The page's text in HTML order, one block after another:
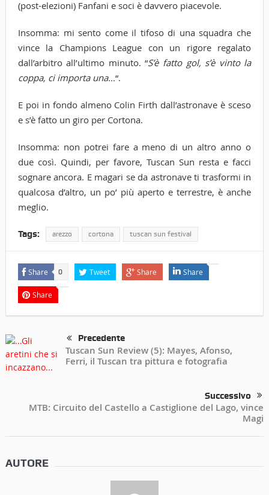
(post-elezioni) Fanfani e soci è davvero piacevole.
Insomma: mi sento come il tifoso di una squadra che
vince la Champions League con un rigore regalato
dall’arbitro all’ultimo minuto. “S’è fatto gol, s’è vinto la
coppa, ci importa una…“.
E poi in fondo almeno Colin Firth dall’astronave è sceso
e s’è fatto un giro per Cortona.
Insomma: non potrei fare a meno di un altro anno o
due così. Quindi, per favore, Tuscan Sun resta e facci
sognare ancora. E magari se da astronave ti trasformi in
qualcosa d’altro, un po’ più aperto e terrestre, è anche
meglio.
Tags: arezzo cortona tuscan sun festival
Share 0 Tweet Share Share
Share
Precedente
Tuscan Sun Review (5): Mayes, Afonso,
Ferri, il Tuscan tra pittura e fotografia
Successivo
MTB: Circuito del Castello a Castiglione del Lago, vince
Magi
AUTORE